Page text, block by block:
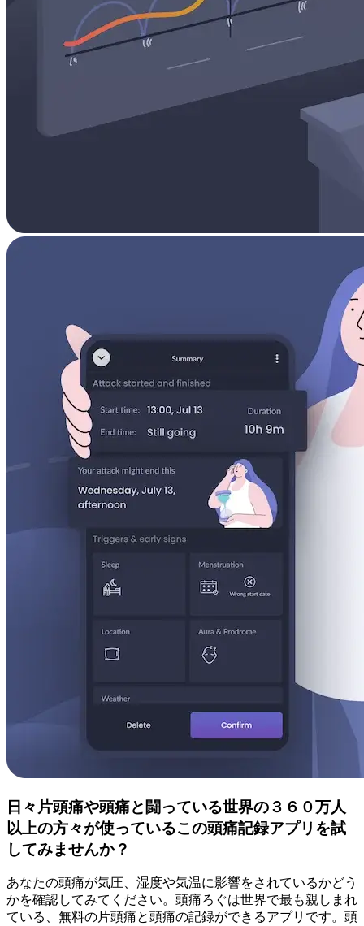
日々片頭痛や頭痛と闘っている世界の３６０万人
以上の方々が使っているこの頭痛記録アプリを試
してみませんか？
あなたの頭痛が気圧、湿度や気温に影響をされているかどう
かを確認してみてください。頭痛ろぐは世界で最も親しまれ
ている、無料の片頭痛と頭痛の記録ができるアプリです。頭